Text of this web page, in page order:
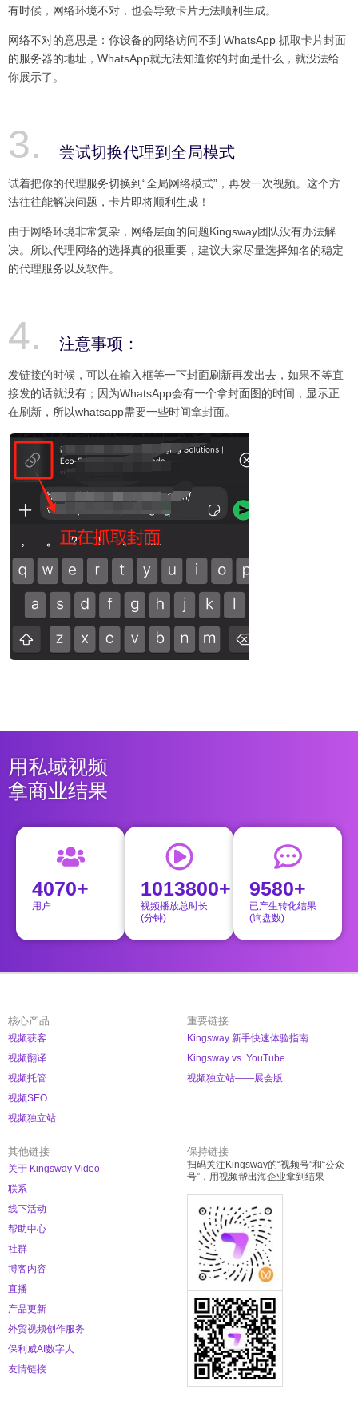
有时候，网络环境不对，也会导致卡片无法顺利生成。
网络不对的意思是：你设备的网络访问不到 WhatsApp 抓取卡片封面
的服务器的地址，WhatsApp就无法知道你的封面是什么，就没法给
你展示了。
尝试切换代理到全局模式
试着把你的代理服务切换到“全局网络模式”，再发一次视频。这个方
法往往能解决问题，卡片即将顺利生成！
由于网络环境非常复杂，网络层面的问题Kingsway团队没有办法解
决。所以代理网络的选择真的很重要，建议大家尽量选择知名的稳定
的代理服务以及软件。
注意事项：
发链接的时候，可以在输入框等一下封面刷新再发出去，如果不等直
接发的话就没有；因为WhatsApp会有一个拿封面图的时间，显示正
在刷新，所以whatsapp需要一些时间拿封面。
用私域视频
拿商业结果
4070+
用户
1013800+
视频播放总时长
(分钟)
9580+
已产生转化结果
(询盘数)
核心产品
视频获客
视频翻译
视频托管
视频SEO
视频独立站
重要链接
Kingsway 新手快速体验指南
Kingsway vs. YouTube
视频独立站——展会版
其他链接
关于 Kingsway Video
联系
线下活动
帮助中心
社群
博客内容
直播
产品更新
外贸视频创作服务
保利威AI数字人
友情链接
保持链接
扫码关注Kingsway的“视频号”和“公众
号”，用视频帮出海企业拿到结果